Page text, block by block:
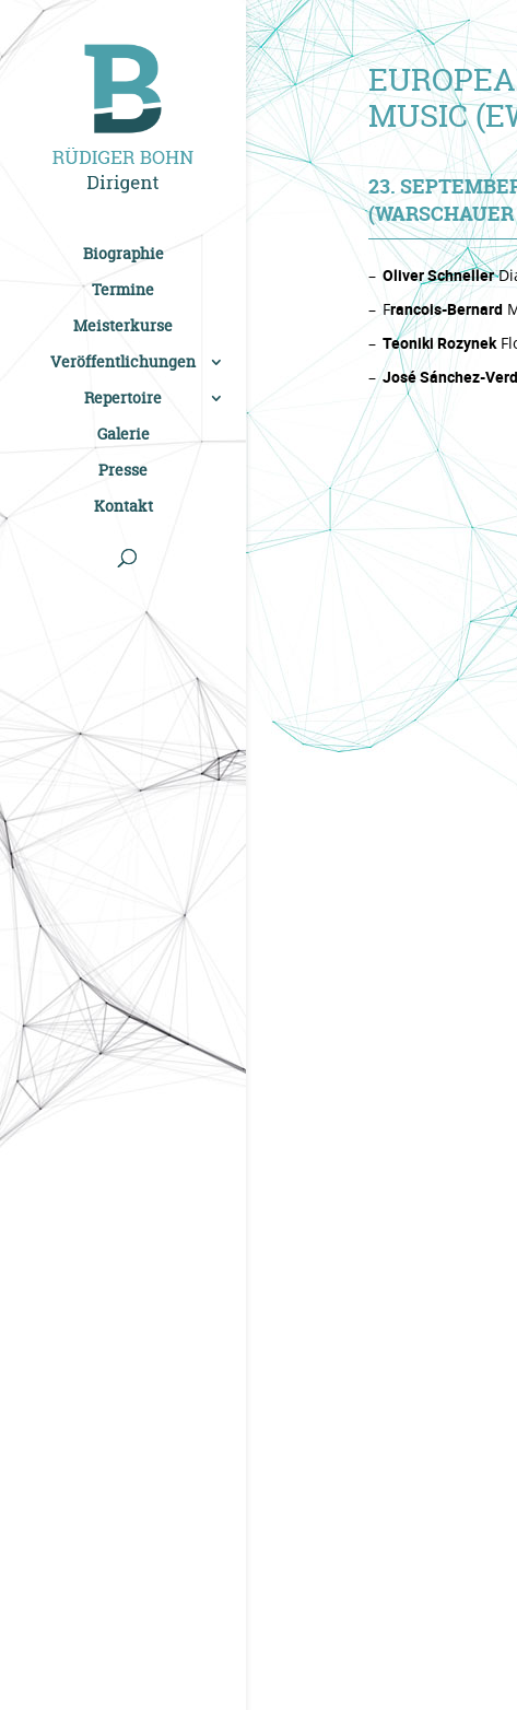
Biographie
Termine
Meisterkurse
Veröffentlichungen
Repertoire
Galerie
Presse
Kontakt
MUSIC
23.
Oliver Schneller
Francois-Bernard
Teoniki Rozynek
José Sánchez-